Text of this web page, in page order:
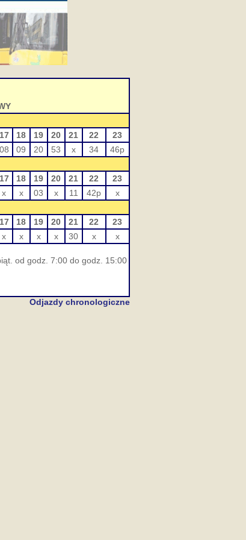
17 18 19 20 21 22
23
08 09 20 53 x 34
46p
17 18 19 20 21 22
23
x x 03 x 11 42p
x
17 18 19 20 21 22
23
x x x x 30 x
x
od godz. 7:00 do godz. 15:00
Odjazdy chronologiczne